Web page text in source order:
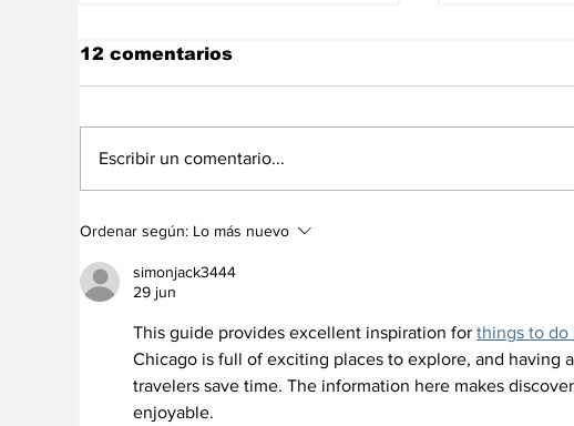
oportunidad para
ejercitar la mente de
los niños
12 comentarios
Escribir un comentario...
Ordenar según: Lo más nuevo
simonjack3444
29 jun
This guide provides excellent inspiration for things to do
Chicago is full of exciting places to explore, and having
travelers save time. The information here makes
enjoyable.